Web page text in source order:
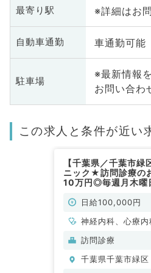
最寄り駅 ※詳細はお
自動車通勤 車通勤可能
駐車場
※最新情報
お問い合わ
この求人と条件が近い
【千葉県／千葉市緑
ニック★訪問診療の
10万円◎毎週月木曜
勤） 日給100,000円
神経内科、心療内
循環器内科、呼吸
科、老年内科、膠
訪問診療
千葉県千葉市緑区